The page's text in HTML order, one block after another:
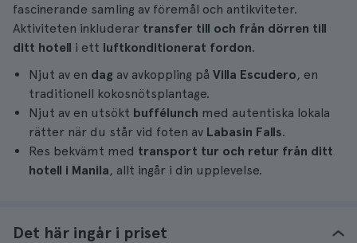
fascinerande samling av föremål och antikviteter.
Aktiviteten inkluderar transfer till och från dörren till
ditt hotell i ett luftkonditionerat fordon.
Njut av en dag av avkoppling på Villa Escudero, en
traditionell kokosnötsplantage.
Njut av en utsökt buffélunch med autentiska lokala
rätter när du står vid foten av Labasin Falls.
Res bekvämt med transport tur och retur från ditt
hotell i Manila, allt ingår i din upplevelse.
Det här ingår i priset